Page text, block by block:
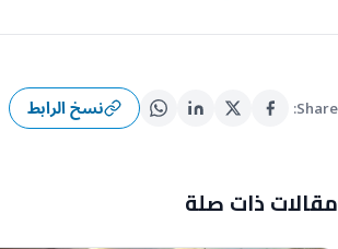
Share: نسخ الرابط
مقالات ذات صلة